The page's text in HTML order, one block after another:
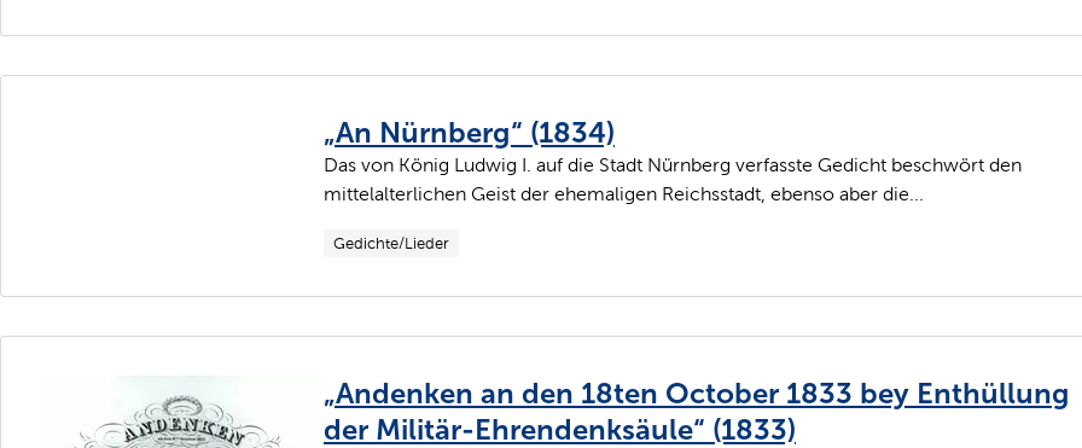
„An Nürnberg“ (1834)
Das von König Ludwig I. auf die Stadt Nürnberg verfasste Gedicht beschwört den
mittelalterlichen Geist der ehemaligen Reichsstadt, ebenso aber die...
Gedichte/Lieder
„Andenken an den 18ten October 1833 bey Enthüllung
der Militär-Ehrendenksäule“ (1833)